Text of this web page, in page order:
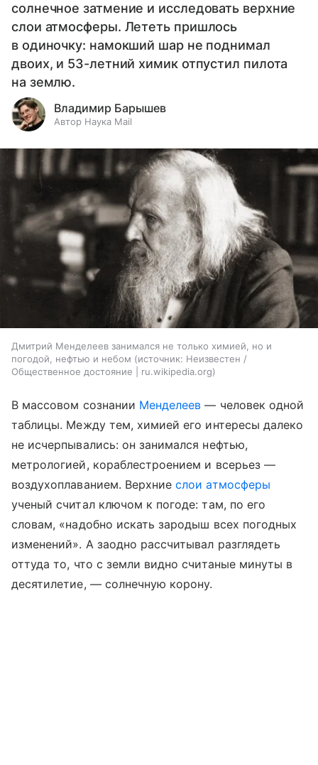
солнечное затмение и исследовать верхние
слои атмосферы. Лететь пришлось
в одиночку: намокший шар не поднимал
двоих, и 53-летний химик отпустил пилота
на землю.
Владимир Барышев
Автор Наука Mail
Дмитрий Менделеев занимался не только химией, но и
погодой, нефтью и небом
источник: Неизвестен /
Общественное достояние | ru.wikipedia.org
В массовом сознании Менделеев — человек одной
таблицы. Между тем, химией его интересы далеко
не исчерпывались: он занимался нефтью,
метрологией, кораблестроением и всерьез —
воздухоплаванием. Верхниеслои атмосферы
ученый считал ключом к погоде: там, по его
словам, «надобно искать зародыш всех погодных
изменений». А заодно рассчитывал разглядеть
оттуда то, что с земли видно считаные минуты в
десятилетие, — солнечную корону.